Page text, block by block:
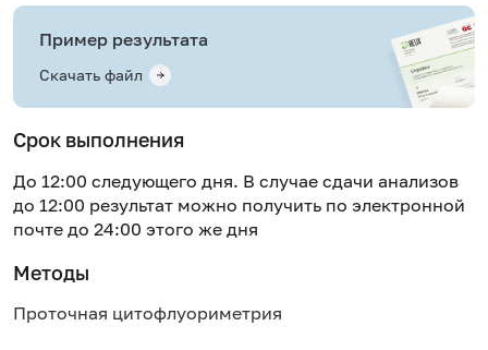
Пример результата
Скачать файл
Срок выполнения
До 12:00 следующего дня. В случае сдачи анализов
до 12:00 результат можно получить по электронной
почте до 24:00 этого же дня
Методы
Проточная цитофлуориметрия